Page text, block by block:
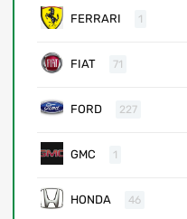
FERRARI 1
FIAT 71
FORD 227
GMC 1
HONDA 46